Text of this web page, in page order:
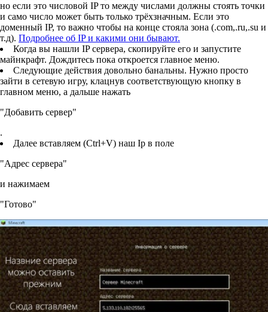
но если это числовой IP то между числами должны стоять точки
и само число может быть только трёхзначным. Если это
доменный IP, то важно чтобы на конце стояла зона (.com,.ru,.su и
т.д). Подробнее об IP и какими они бывают.
Когда вы нашли IP сервера, скопируйте его и запустите
майнкрафт. Дождитесь пока откроется главное меню.
Следующие действия довольно банальны. Нужно просто
зайти в сетевую игру, клацнув соответствующую кнопку в
главном меню, а дальше нажать
"Добавить сервер"
.
Далее вставляем (Ctrl+V) наш Ip в поле
"Адрес сервера"
и нажимаем
"Готово"